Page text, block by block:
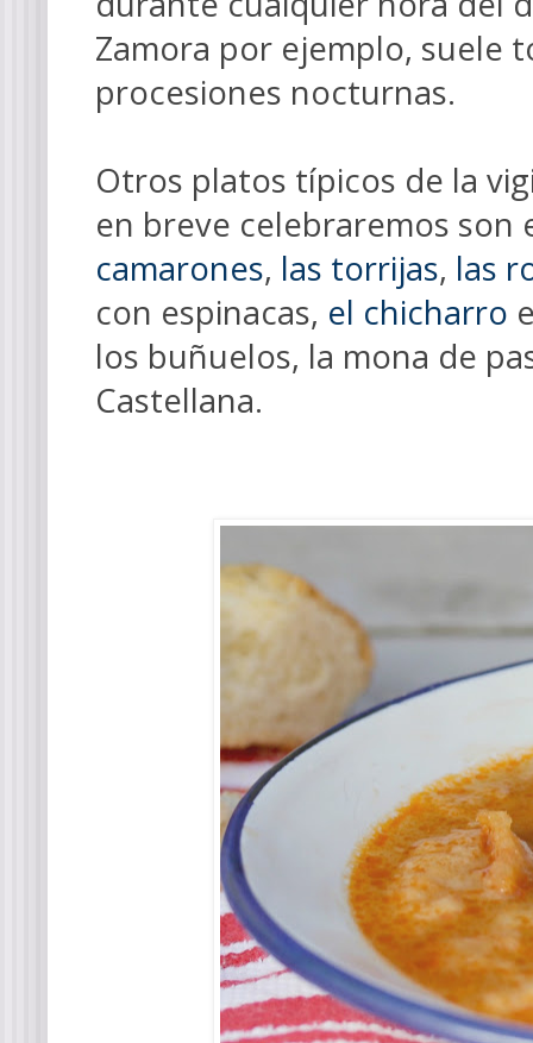
Zamora por ejemplo, suele
procesiones nocturnas.
Otros platos típicos de la
en breve celebraremos son
camarones, las torrijas, las
con espinacas, el chicharro
los buñuelos, la mona de
Castellana.